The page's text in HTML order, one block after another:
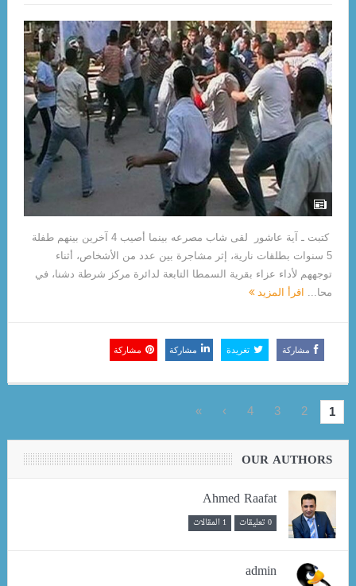
كتبت ـ آية عاشور لقى شاب مصرعه بينما أصيب 4 آخرين بينهم طفلة
5 سنوات بطلقات نارية، إثر مشاجرة بين عدد من الأشخاص، أثناء
توجههم لأداء عزاء بقرية السمطا التابعة لدائرة مركز شرطة دشنا، في
محا... اقرأ المزيد
مشاركة تغريدة مشاركة مشاركة
1
2
3
4
›
»
OUR AUTHORS
Ahmed Raafat
0 تعليقات 1 المقالات
admin